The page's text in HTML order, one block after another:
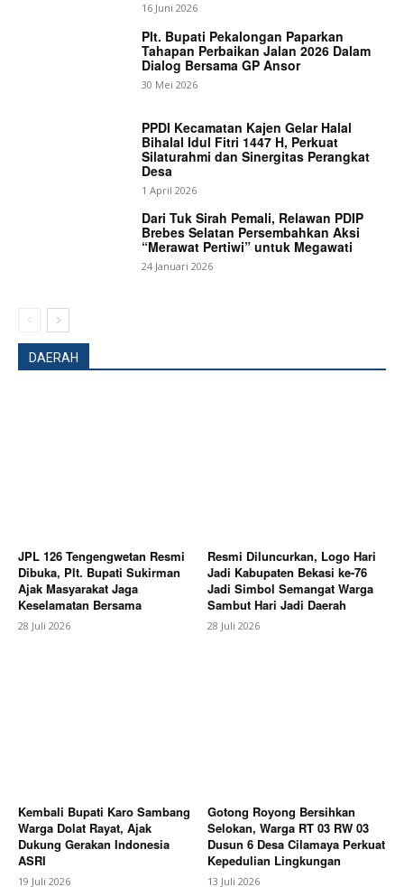
16 Juni 2026
Plt. Bupati Pekalongan Paparkan
Tahapan Perbaikan Jalan 2026 Dalam
Dialog Bersama GP Ansor
30 Mei 2026
PPDI Kecamatan Kajen Gelar Halal
Bihalal Idul Fitri 1447 H, Perkuat
Silaturahmi dan Sinergitas Perangkat
Desa
1 April 2026
Dari Tuk Sirah Pemali, Relawan PDIP
Brebes Selatan Persembahkan Aksi
“Merawat Pertiwi” untuk Megawati
24 Januari 2026
DAERAH
JPL 126 Tengengwetan Resmi
Dibuka, Plt. Bupati Sukirman
Ajak Masyarakat Jaga
Keselamatan Bersama
28 Juli 2026
Resmi Diluncurkan, Logo Hari
Jadi Kabupaten Bekasi ke-76
Jadi Simbol Semangat Warga
Sambut Hari Jadi Daerah
28 Juli 2026
Kembali Bupati Karo Sambang
Warga Dolat Rayat, Ajak
Dukung Gerakan Indonesia
ASRI
19 Juli 2026
Gotong Royong Bersihkan
Selokan, Warga RT 03 RW 03
Dusun 6 Desa Cilamaya Perkuat
Kepedulian Lingkungan
13 Juli 2026